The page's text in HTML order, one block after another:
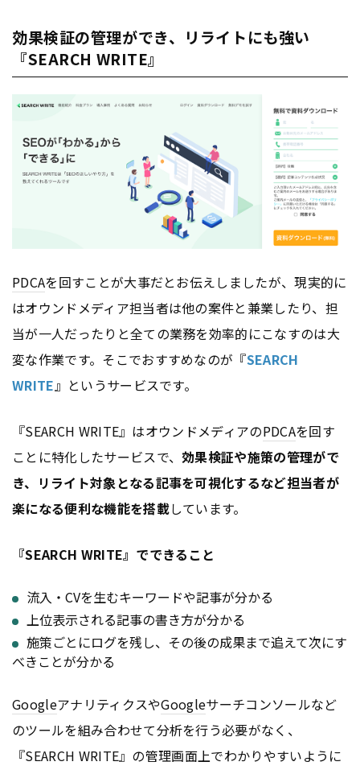
効果検証の管理ができ、リライトにも強い
『SEARCH WRITE』
PDCAを回すことが大事だとお伝えしましたが、現実的に
はオウンドメディア担当者は他の案件と兼業したり、担
当が一人だったりと全ての業務を効率的にこなすのは大
変な作業です。そこでおすすめなのが『SEARCH
WRITE』というサービスです。
『SEARCH WRITE』はオウンドメディアのPDCAを回す
ことに特化したサービスで、効果検証や施策の管理がで
き、リライト対象となる記事を可視化するなど担当者が
楽になる便利な機能を搭載しています。
『SEARCH WRITE』でできること
流入・CVを生むキーワードや記事が分かる​
上位表示される記事の書き方が分かる
施策ごとにログを残し、その後の成果まで追えて次にす
べきことが分かる​
GoogleアナリティクスやGoogleサーチコンソールなど
のツールを組み合わせて分析を行う必要がなく、
『SEARCH WRITE』の管理画面上でわかりやすいように